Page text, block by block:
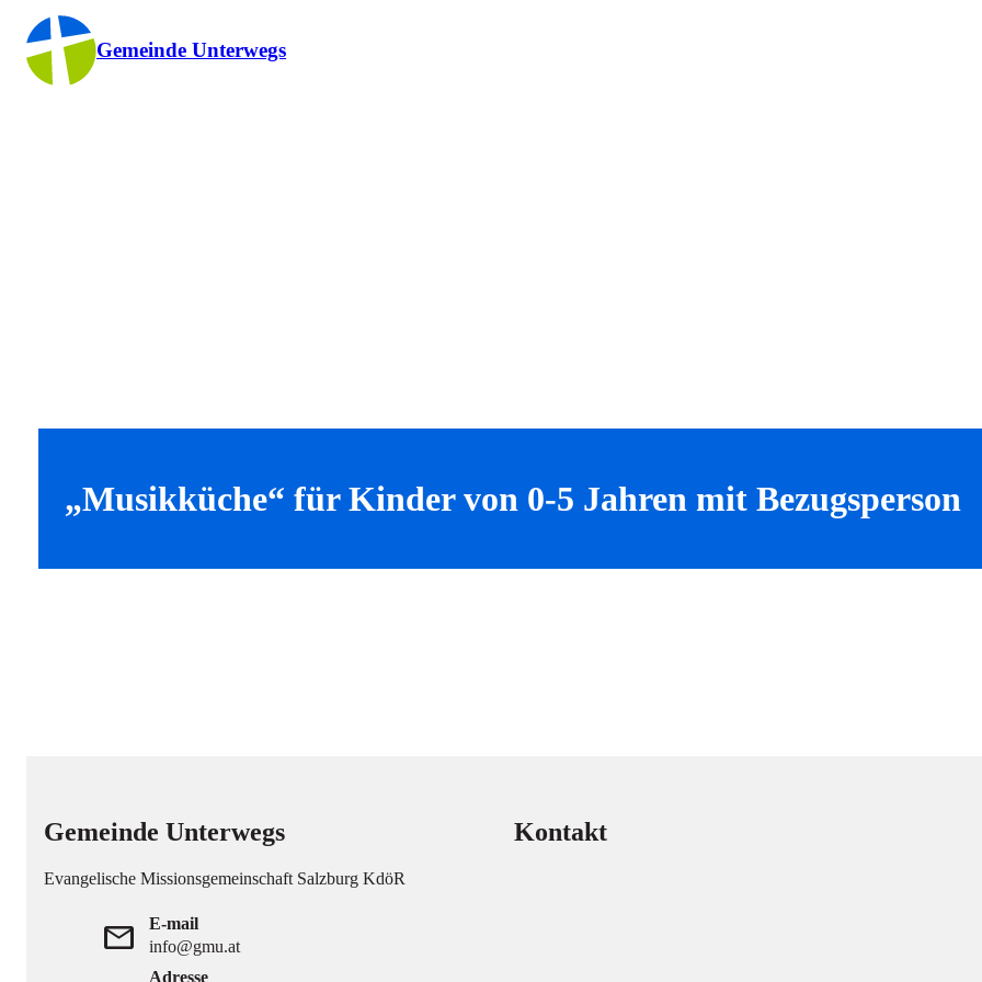
Gemeinde Unterwegs
„Musikküche“ für Kinder von 0-5 Jahren mit Bezugsperson
Gemeinde Unterwegs
Evangelische Missionsgemeinschaft Salzburg KdöR
mail
E-mail
info@gmu.at
Adresse
Kontakt